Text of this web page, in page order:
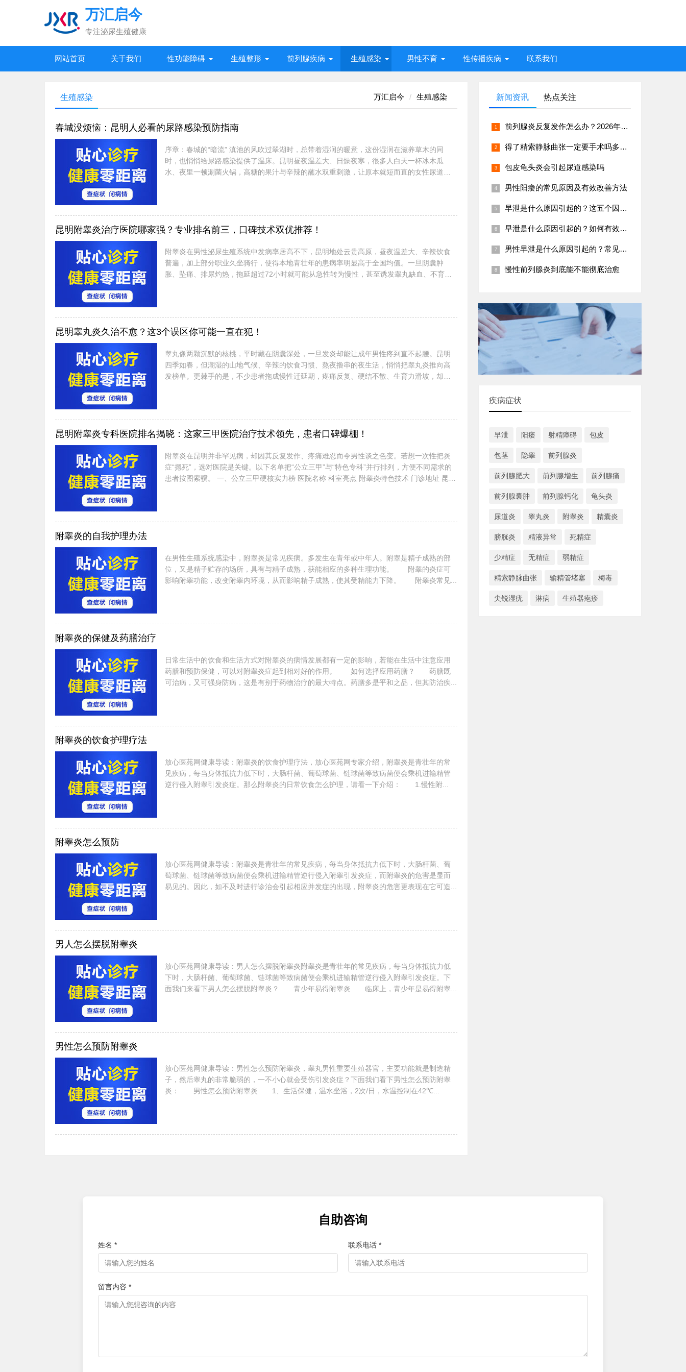
万汇启今
专注泌尿生殖健康
网站首页 关于我们 性功能障碍 生殖整形 前列腺疾病 生殖感染 男性不育 性传播疾病 联系我们
万汇启今 生殖感染
生殖感染
春城没烦恼：昆明人必看的尿路感染预防指南
序章：春城的“暗流” 滇池的风吹过翠湖时，总带着湿润的暖意，这份湿润在滋养草木的同
时，也悄悄给尿路感染提供了温床。昆明昼夜温差大、日燥夜寒，很多人白天一杯冰木瓜
水、夜里一顿涮菌火锅，高糖的果汁与辛辣的蘸水双重刺激，让原本就短而直的女性尿道更
昆明附睾炎治疗医院哪家强？专业排名前三，口碑技术双优推荐！
附睾炎在男性泌尿生殖系统中发病率居高不下，昆明地处云贵高原，昼夜温差大、辛辣饮食
普遍，加上部分职业久坐骑行，使得本地青壮年的患病率明显高于全国均值。一旦阴囊肿
胀、坠痛、排尿灼热，拖延超过72小时就可能从急性转为慢性，甚至诱发睾丸缺血、不育。
昆明睾丸炎久治不愈？这3个误区你可能一直在犯！
睾丸像两颗沉默的核桃，平时藏在阴囊深处，一旦发炎却能让成年男性疼到直不起腰。昆明
四季如春，但潮湿的山地气候、辛辣的饮食习惯、熬夜撸串的夜生活，悄悄把睾丸炎推向高
发榜单。更棘手的是，不少患者拖成慢性迁延期，疼痛反复、硬结不散、生育力滑坡，却把
昆明附睾炎专科医院排名揭晓：这家三甲医院治疗技术领先，患者口碑爆棚！
附睾炎在昆明并非罕见病，却因其反复发作、疼痛难忍而令男性谈之色变。若想一次性把炎
症“摁死”，选对医院是关键。以下名单把“公立三甲”与“特色专科”并行排列，方便不同需求的
患者按图索骥。 一、公立三甲硬核实力榜 医院名称 科室亮点 附睾炎特色技术 门诊地址 昆明
附睾炎的自我护理办法
在男性生殖系统感染中，附睾炎是常见疾病。多发生在青年或中年人。附睾是精子成熟的部
位，又是精子贮存的场所，具有与精子成熟，获能相应的多种生理功能。 附睾的炎症可
影响附睾功能，改变附睾内环境，从而影响精子成熟，使其受精能力下降。 附睾炎常见...
附睾炎的保健及药膳治疗
日常生活中的饮食和生活方式对附睾炎的病情发展都有一定的影响，若能在生活中注意应用
药膳和预防保健，可以对附睾炎症起到相对好的作用。 如何选择应用药膳？ 药膳既
可治病，又可强身防病，这是有别于药物治疗的最大特点。药膳多是平和之品，但其防治疾...
附睾炎的饮食护理疗法
放心医苑网健康导读：附睾炎的饮食护理疗法，放心医苑网专家介绍，附睾炎是青壮年的常
见疾病，每当身体抵抗力低下时，大肠杆菌、葡萄球菌、链球菌等致病菌便会乘机进输精管
逆行侵入附睾引发炎症。那么附睾炎的日常饮食怎么护理，请看一下介绍： 1.慢性附...
附睾炎怎么预防
放心医苑网健康导读：附睾炎是青壮年的常见疾病，每当身体抵抗力低下时，大肠杆菌、葡
萄球菌、链球菌等致病菌便会乘机进输精管逆行侵入附睾引发炎症，而附睾炎的危害是显而
易见的。因此，如不及时进行诊治会引起相应并发症的出现，附睾炎的危害更表现在它可造...
男人怎么摆脱附睾炎
放心医苑网健康导读：男人怎么摆脱附睾炎附睾炎是青壮年的常见疾病，每当身体抵抗力低
下时，大肠杆菌、葡萄球菌、链球菌等致病菌便会乘机进输精管逆行侵入附睾引发炎症。下
面我们来看下男人怎么摆脱附睾炎？ 青少年易得附睾炎 临床上，青少年是易得附睾...
男性怎么预防附睾炎
放心医苑网健康导读：男性怎么预防附睾炎，睾丸男性重要生殖器官，主要功能就是制造精
子，然后睾丸的非常脆弱的，一不小心就会受伤引发炎症？下面我们看下男性怎么预防附睾
炎： 男性怎么预防附睾炎 1、生活保健，温水坐浴，2次/日，水温控制在42℃...
新闻资讯 热点关注
前列腺炎反复发作怎么办？2026年男科专家推荐治疗方案
得了精索静脉曲张一定要手术吗多久能恢复
包皮龟头炎会引起尿道感染吗
男性阳痿的常见原因及有效改善方法
早泄是什么原因引起的？这五个因素很常见
早泄是什么原因引起的？如何有效预防
男性早泄是什么原因引起的？常见五大病因
慢性前列腺炎到底能不能彻底治愈
疾病症状
早泄 阳痿 射精障碍 包皮
包茎 隐睾 前列腺炎
前列腺肥大 前列腺增生 前列腺痛
前列腺囊肿 前列腺钙化 龟头炎
尿道炎 睾丸炎 附睾炎 精囊炎
膀胱炎 精液异常 死精症
少精症 无精症 弱精症
精索静脉曲张 输精管堵塞 梅毒
尖锐湿疣 淋病 生殖器疱疹
自助咨询
姓名 * 联系电话 *
留言内容 *